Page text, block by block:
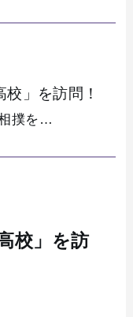
」を訪問！
撲を…
校」を訪